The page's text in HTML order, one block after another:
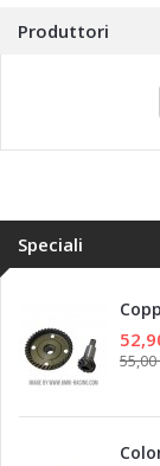
Produttori
Speciali
55,00